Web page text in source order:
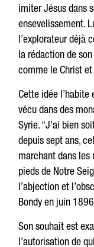
imiter Jésus dans
ensevelissement.
l’explorateur déjà
la rédaction de
comme le Christ et
Cette idée l’habite
vécu dans des
Syrie. “J’ai bien
depuis sept ans,
marchant dans les
pieds de Notre
l’abjection et
Bondy en juin
Son souhait est
l’autorisation de